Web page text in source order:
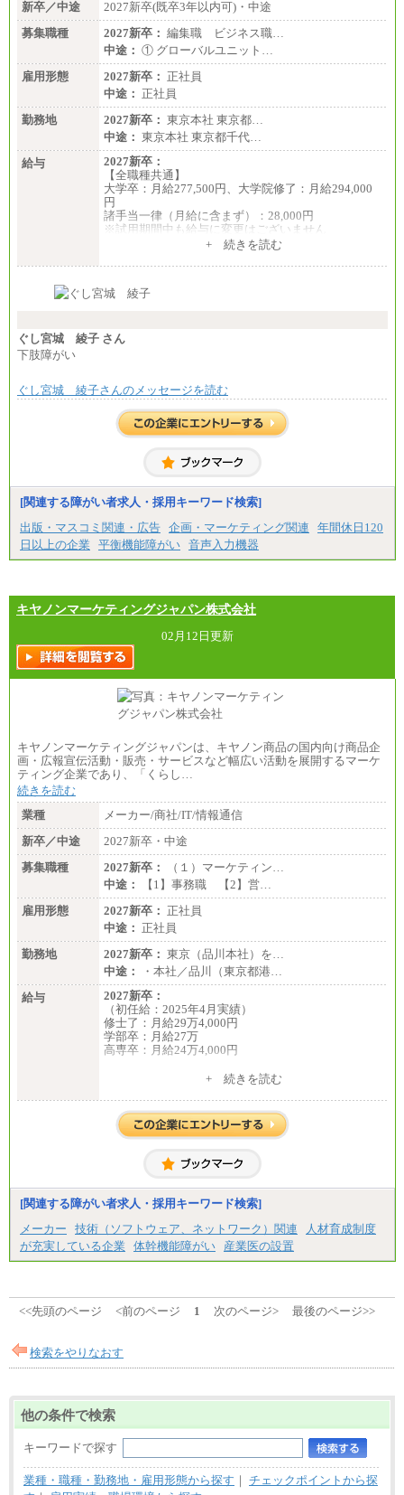
※詳細はJTBキャリアサイトよりご確認ください。
＜有期社員コース＞
■(株)JTBビジネストランスフォーム
有期契約職 月給185,000～195,000円
※詳細はJTBキャリアサイトよりご確認ください。
■(株)JTBパブリッシング ※2027年新卒募集終了
総合職 月給241,000円
中途：
①月給227,000円以上
②月給212,000円以上
③月給172,500円以上
④月給23万円～37万円
⑤月給20万円～25万円
⑥月給33万円～48万円
⑦月給271,000円以上
⑧～⑮月給200,000円〜月給400,000円
⑯月給185,000円以上
⑰月給237,000円以上
⑲東京：月給202,000 円以上 、京都：月給193,000 円
以上
㉑月給185,000 円以上
㉒月給185,000 円以上
異なります
※試用期間中も給与に変更はございません。
新卒／中途
2027新卒(既卒3年以内可)・中途
募集職種
2027新卒： 編集職 ビジネス職…
中途： ① グローバルユニット…
雇用形態
2027新卒： 正社員
中途： 正社員
勤務地
2027新卒： 東京本社 東京都…
中途： 東京本社 東京都千代…
給与
2027新卒：
【全職種共通】
大学卒：月給277,500円、大学院修了：月給294,000
円
諸手当一律（月給に含まず）：28,000円
※試用期間中も給与に変更はございません
月給370,000円～
ます。
の各種手当を含む金額です）
+ 続きを読む
ぐし宮城 綾子 さん
下肢障がい
ぐし宮城 綾子さんのメッセージを読む
[関連する障がい者求人・採用キーワード検索]
出版・マスコミ関連・広告 企画・マーケティング関連
年間休日120
日以上の企業
平衡機能障がい 音声入力機器
キヤノンマーケティングジャパン株式会社
02月12日更新
キヤノンマーケティングジャパンは、キヤノン商品の国内向け商品企
画・広報宣伝活動・販売・サービスなど幅広い活動を展開するマーケ
ティング企業であり、「くらし…
続きを読む
業種
メーカー/商社/IT/情報通信
新卒／中途
2027新卒・中途
募集職種
2027新卒：
（１）マーケティン…
中途：
【1】事務職 【2】営…
雇用形態
2027新卒： 正社員
中途： 正社員
勤務地
2027新卒： 東京（品川本社）を…
中途：
・本社／品川（東京都港…
給与
2027新卒：
（初任給：2025年4月実績）
修士了：月給29万4,000円
学部卒：月給27万
高専卒：月給24万4,000円
月給 250,000円～350,000円
想定年収 420万円～600万円
入社時の処遇（基本給・賞与）は経験・スキルを考
経験・スキルによっては、記載額を超える場合もあ
※試用期間中も給与に変更はございません。
+ 続きを読む
[関連する障がい者求人・採用キーワード検索]
メーカー
技術（ソフトウェア、ネットワーク）関連
人材育成制度
が充実している企業
体幹機能障がい 産業医の設置
<<先頭のページ <前のページ 1 次のページ> 最後のページ>>
検索をやりなおす
他の条件で検索
キーワードで探す
業種・職種・勤務地・雇用形態から探す ｜ チェックポイントから探